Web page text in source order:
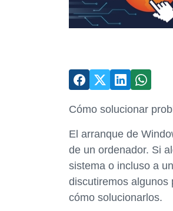
Cómo solucionar
El arranque de
de un ordenador. Si
sistema o incluso a
discutiremos algunos
cómo solucionarlos.